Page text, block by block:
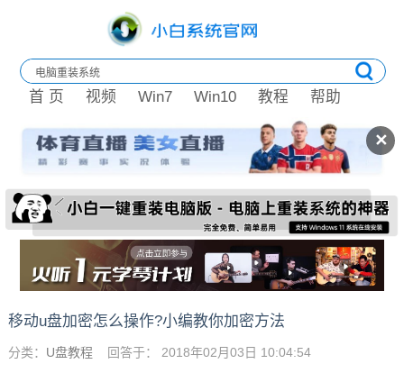
✕
首 页 视频 Win7 Win10 教程 帮助
移动u盘加密怎么操作?小编教你加密方法
分类： U盘教程 回答于： 2018年02月03日 10:04:54